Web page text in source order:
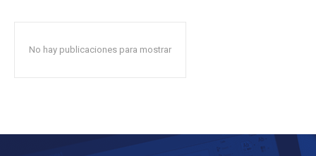
No hay publicaciones para mostrar